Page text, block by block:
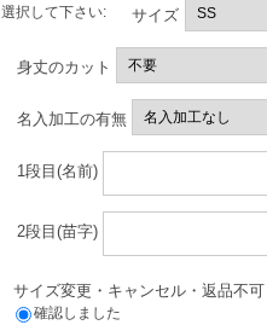
選択して下さい: サイズ
身丈のカット
名入加工の有無
1段目(名前)
2段目(苗字)
サイズ変更・キャンセル・返品不可
確認しました